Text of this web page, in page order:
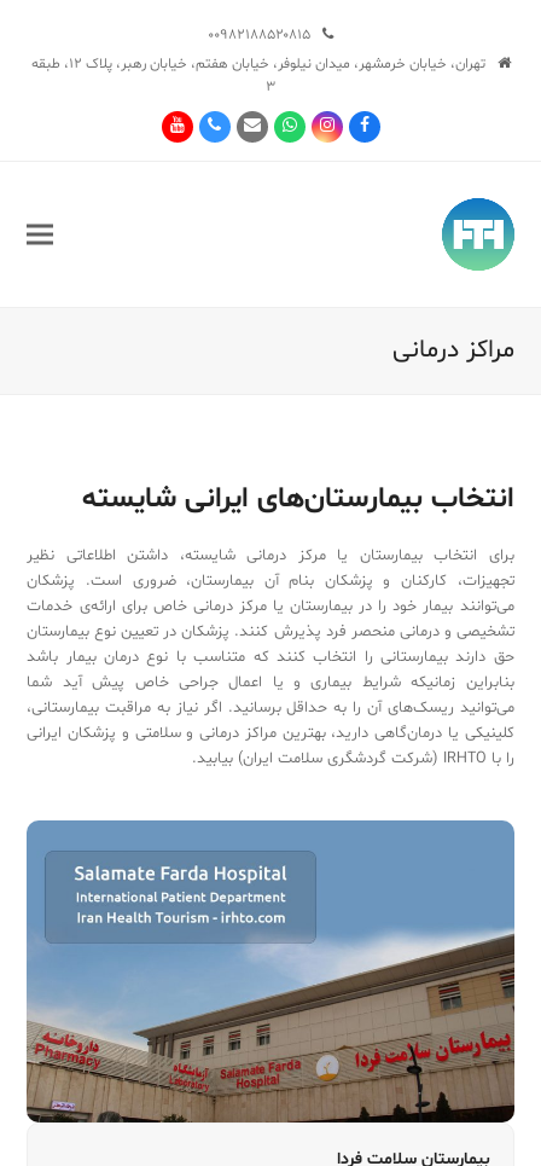
تهران، خیابان خرمشهر، میدان نیلوفر، خیابان هفتم، خیابان رهبر، پلاک ۱۲، طبقه
۳
Facebook
Instagram
Whatsapp
Email
Phone
Youtube
مراکز درمانی
انتخاب بیمارستان‌های ایرانی شایسته
برای انتخاب بیمارستان یا مرکز درمانی شایسته، داشتن اطلاعاتی نظیر
تجهیزات، کارکنان و پزشکان بنام آن بیمارستان، ضروری است. پزشکان
می‌توانند بیمار خود را در بیمارستان یا مرکز درمانی خاص برای ارائه‌ی خدمات
تشخیصی و درمانی منحصر فرد پذیرش کنند. پزشکان در تعیین نوع بیمارستان
حق دارند بیمارستانی را انتخاب کنند که متناسب با نوع درمان بیمار باشد
بنابراین زمانیکه شرایط بیماری و یا اعمال جراحی خاص پیش آید شما
می‌توانید ریسک‌های آن را به حداقل برسانید. اگر نیاز به مراقبت بیمارستانی،
کلینیکی یا درمان‌گاهی دارید، بهترین مراکز درمانی و سلامتی و پزشکان ایرانی
را با IRHTO (شرکت گردشگری سلامت ایران) بیابید.
بیمارستان سلامت فردا